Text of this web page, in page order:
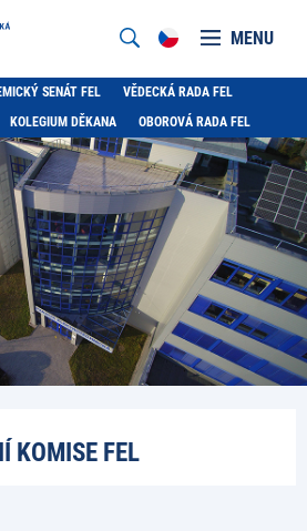
MENU
SENÁT FEL
VĚDECKÁ RADA FEL
KOLEGIUM DĚKANA OBOROVÁ RADA FEL
KOMISE FEL